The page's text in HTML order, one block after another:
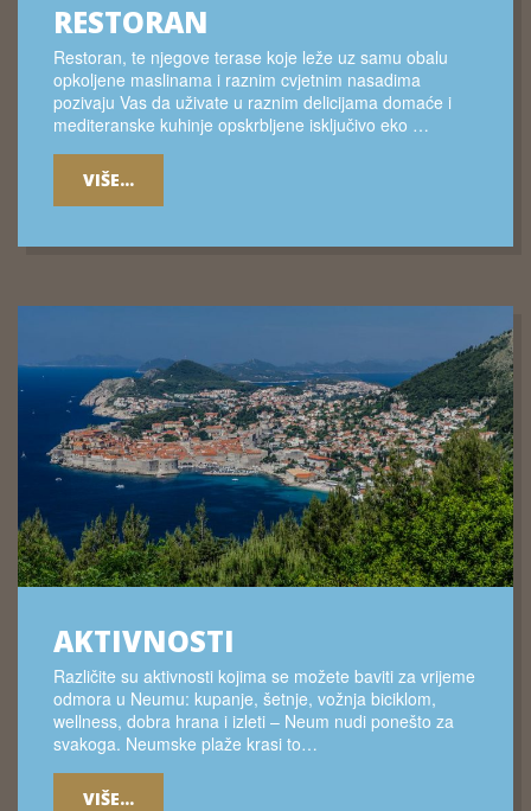
RESTORAN
Restoran, te njegove terase koje leže uz samu obalu
opkoljene maslinama i raznim cvjetnim nasadima
pozivaju Vas da uživate u raznim delicijama domaće i
mediteranske kuhinje opskrbljene isključivo eko …
VIŠE...
AKTIVNOSTI
Različite su aktivnosti kojima se možete baviti za vrijeme
odmora u Neumu: kupanje, šetnje, vožnja biciklom,
wellness, dobra hrana i izleti – Neum nudi ponešto za
svakoga. Neumske plaže krasi to…
VIŠE...